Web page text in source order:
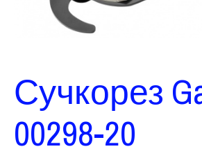
Сучкорез
00298-20